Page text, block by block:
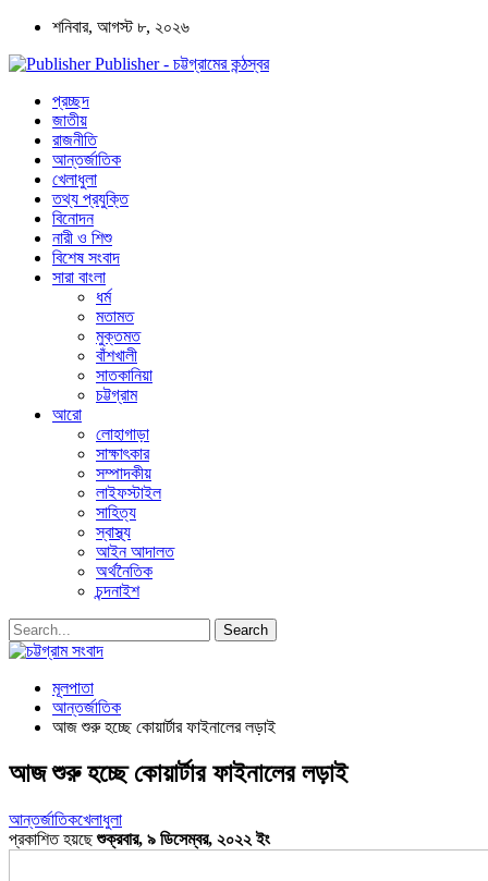
শনিবার, আগস্ট ৮, ২০২৬
Publisher - চট্টগ্রামের কন্ঠস্বর
প্রচ্ছদ
জাতীয়
রাজনীতি
আন্তর্জাতিক
খেলাধুলা
তথ্য প্রযুক্তি
বিনোদন
নারী ও শিশু
বিশেষ সংবাদ
সারা বাংলা
ধর্ম
মতামত
মুক্তমত
বাঁশখালী
সাতকানিয়া
চট্টগ্রাম
আরো
লোহাগাড়া
সাক্ষাৎকার
সম্পাদকীয়
লাইফস্টাইল
সাহিত্য
স্বাস্থ্য
আইন আদালত
অর্থনৈতিক
চন্দনাইশ
মূলপাতা
আন্তর্জাতিক
আজ শুরু হচ্ছে কোয়ার্টার ফাইনালের লড়াই
আজ শুরু হচ্ছে কোয়ার্টার ফাইনালের লড়াই
আন্তর্জাতিকখেলাধুলা
প্রকাশিত হয়ছেশুক্রবার, ৯ ডিসেম্বর, ২০২২ ইং